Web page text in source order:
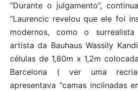
“Durante o julgamento”,
“Laurencic revelou que ele foi
modernos, como o
artista da Bauhaus Wassily
células de 1,80m x 1,2m
Barcelona ( ver uma
apresentava “camas inclinadas